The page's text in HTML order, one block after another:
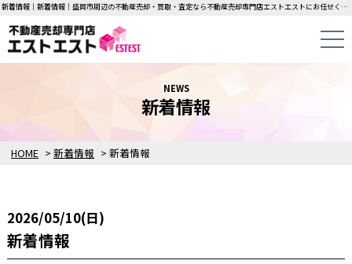
新着情報｜新着情報｜盛岡市周辺の不動産売却・買取・査定なら不動産売却専門店エストエストにお任せください！中古一戸建て・マンション・土地の即日無料査定・即金買取を行っています！
NEWS
新着情報
HOME > 新着情報 > 新着情報
2026/05/10(日)
新着情報